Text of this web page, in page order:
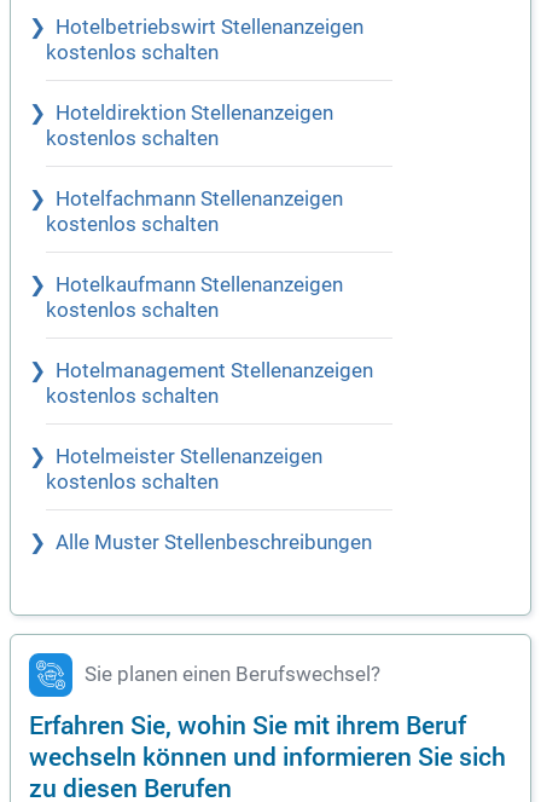
Hotelbetriebswirt Stellenanzeigen
kostenlos schalten
Hoteldirektion Stellenanzeigen
kostenlos schalten
Hotelfachmann Stellenanzeigen
kostenlos schalten
Hotelkaufmann Stellenanzeigen
kostenlos schalten
Hotelmanagement Stellenanzeigen
kostenlos schalten
Hotelmeister Stellenanzeigen
kostenlos schalten
Alle Muster Stellenbeschreibungen
Sie planen einen Berufswechsel?
Erfahren Sie, wohin Sie mit ihrem Beruf
wechseln können und informieren Sie sich
zu diesen Berufen